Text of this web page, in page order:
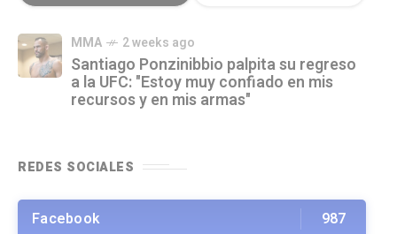
MMA 2 weeks ago
Santiago Ponzinibbio palpita su regreso
a la UFC: "Estoy muy confiado en mis
recursos y en mis armas"
REDES SOCIALES
Facebook 987